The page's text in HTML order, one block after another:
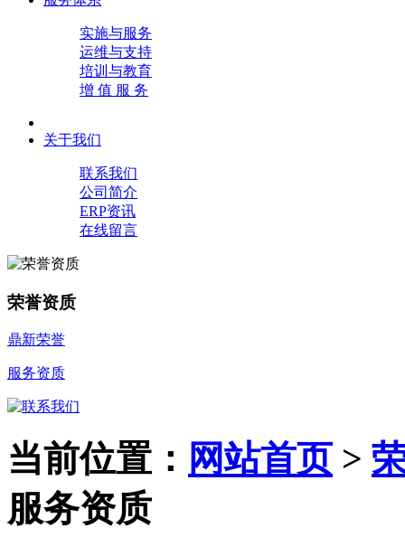
实施与服务
运维与支持
培训与教育
增 值 服 务
关于我们
联系我们
公司简介
ERP资讯
在线留言
荣誉资质
鼎新荣誉
服务资质
当前位置： 网站首页>
服务资质